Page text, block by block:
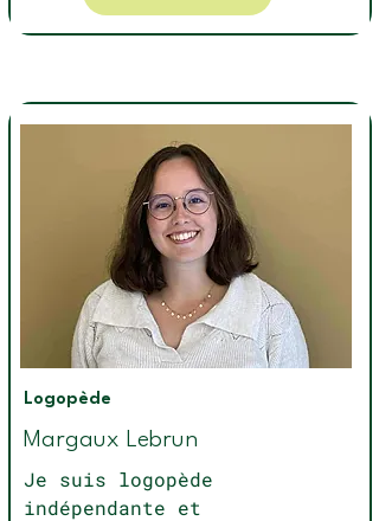
Logopède
Margaux Lebrun
Je suis logopède
indépendante et